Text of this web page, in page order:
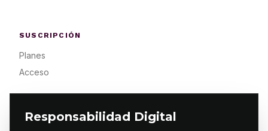
Responsabilidad Digital
SUSCRIPCIÓN
Planes
Acceso